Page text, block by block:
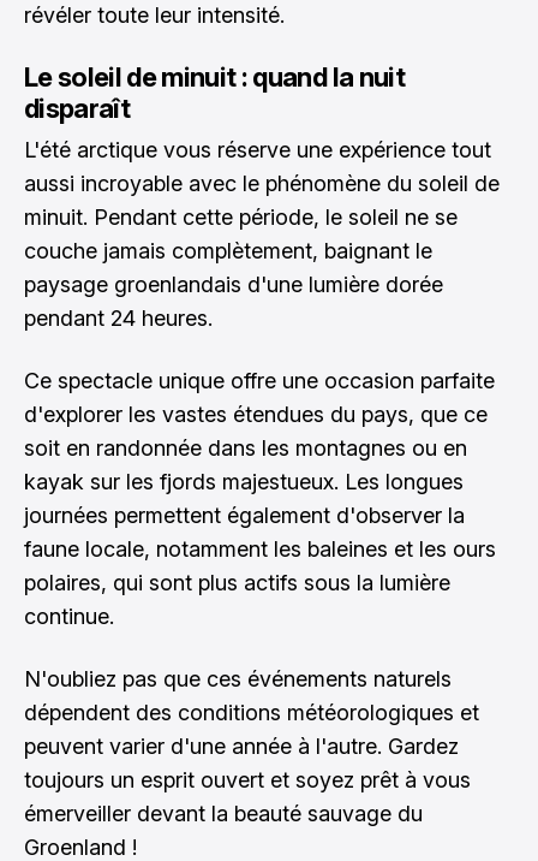
révéler toute leur intensité.
Le soleil de minuit : quand la nuit
disparaît
L'été arctique vous réserve une expérience tout
aussi incroyable avec le phénomène du soleil de
minuit. Pendant cette période, le soleil ne se
couche jamais complètement, baignant le
paysage groenlandais d'une lumière dorée
pendant 24 heures.
Ce spectacle unique offre une occasion parfaite
d'explorer les vastes étendues du pays, que ce
soit en randonnée dans les montagnes ou en
kayak sur les fjords majestueux. Les longues
journées permettent également d'observer la
faune locale, notamment les baleines et les ours
polaires, qui sont plus actifs sous la lumière
continue.
N'oubliez pas que ces événements naturels
dépendent des conditions météorologiques et
peuvent varier d'une année à l'autre. Gardez
toujours un esprit ouvert et soyez prêt à vous
émerveiller devant la beauté sauvage du
Groenland !